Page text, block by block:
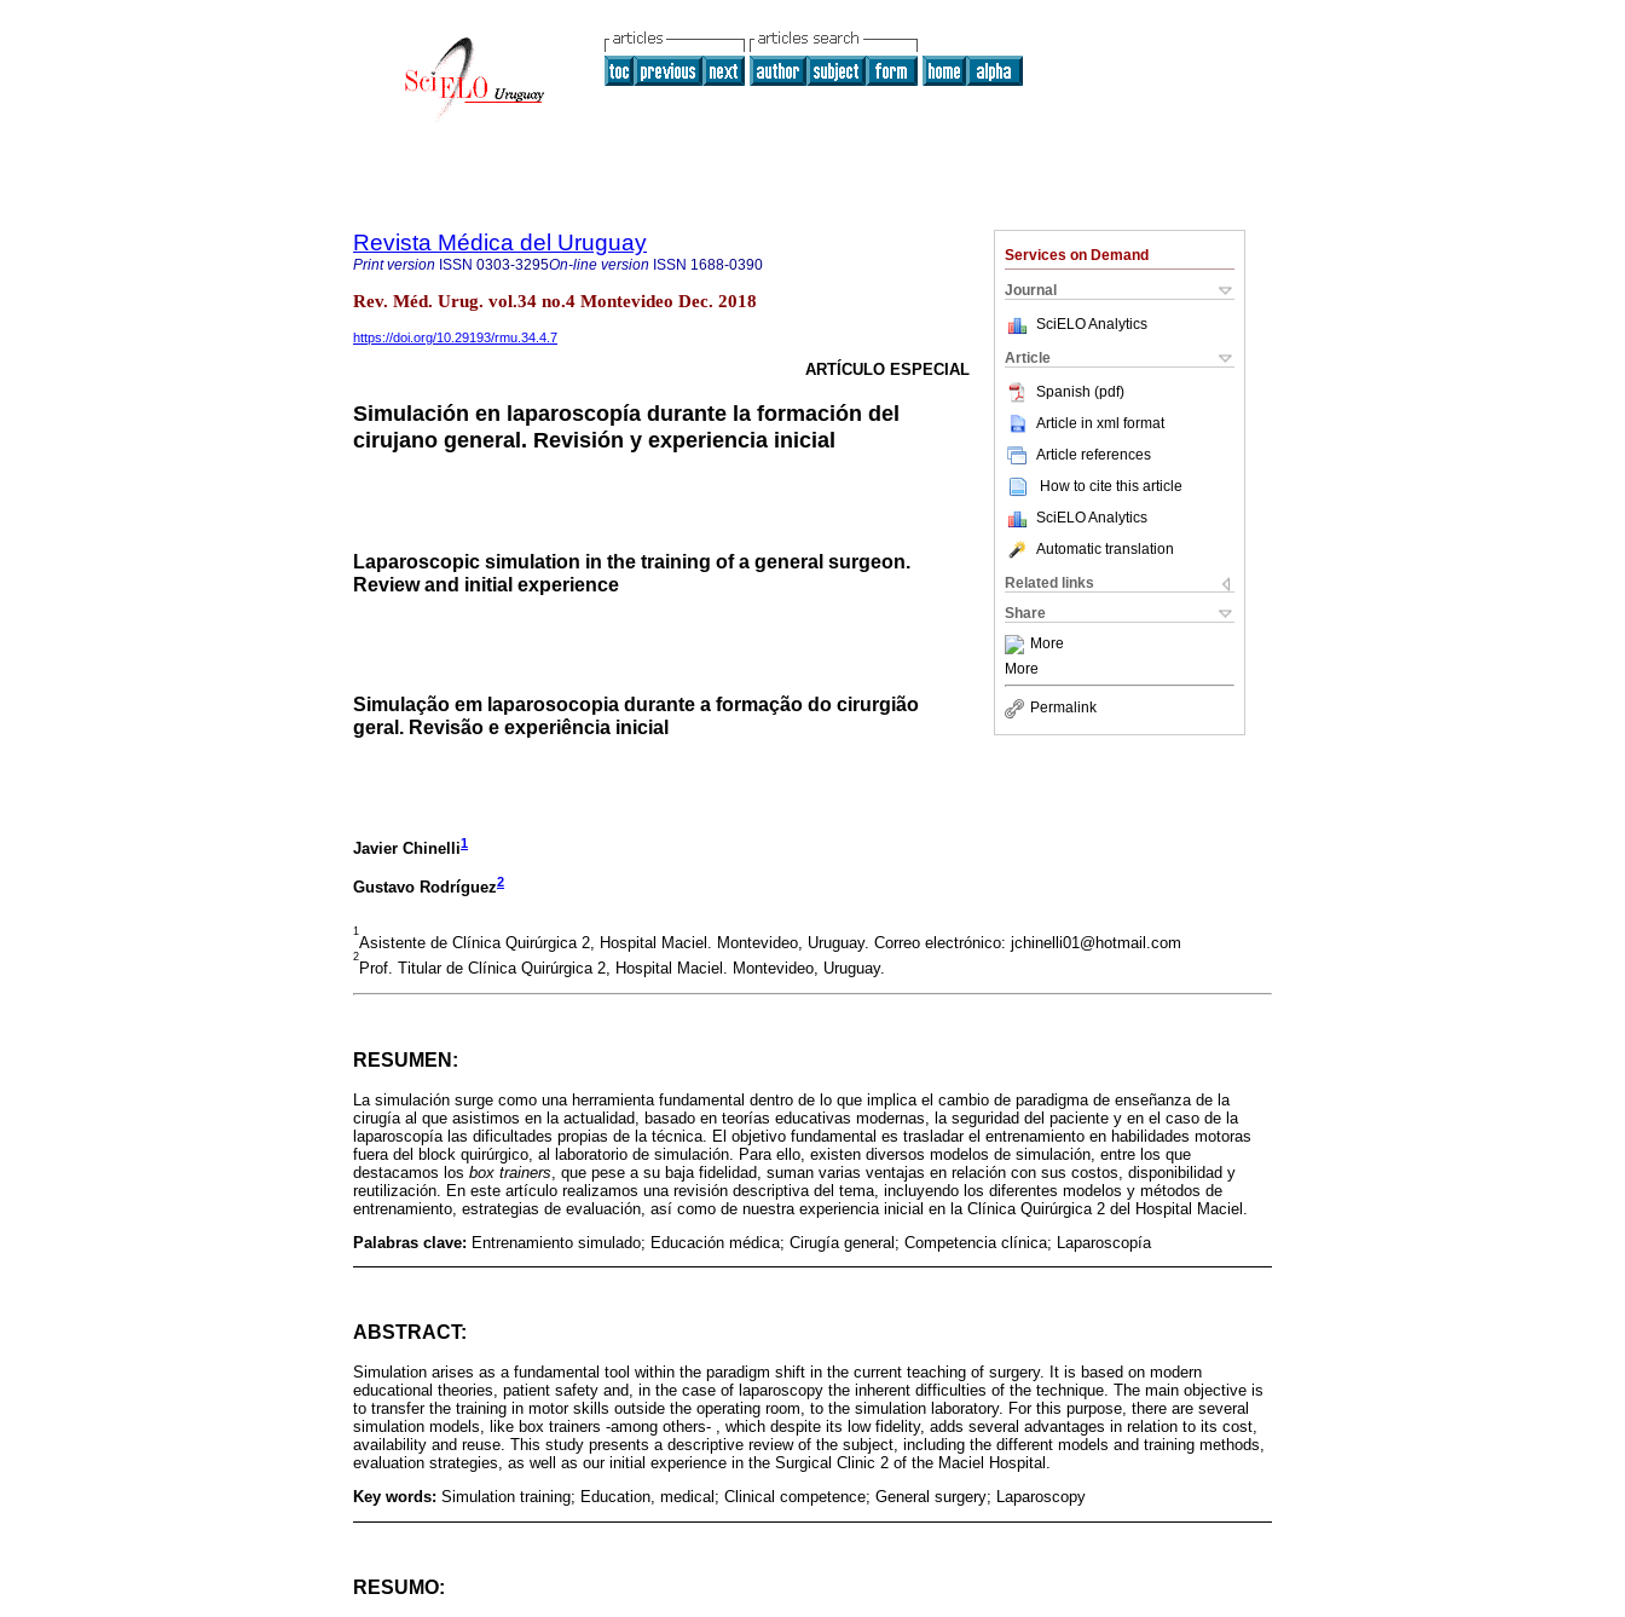
Services on Demand
Journal
SciELO Analytics
Article
Spanish (pdf)
Article in xml format
Article references
How to cite this article
SciELO Analytics
Automatic translation
Related links
Share
More
More
Permalink
Revista Médica del Uruguay
Print version ISSN 0303-3295On-line version ISSN 1688-0390
Rev. Méd. Urug. vol.34 no.4 Montevideo Dec. 2018
https://doi.org/10.29193/rmu.34.4.7
ARTÍCULO ESPECIAL
Simulación en laparoscopía durante la formación del
cirujano general. Revisión y experiencia inicial
Laparoscopic simulation in the training of a general surgeon.
Review and initial experience
Simulação em laparosocopia durante a formação do cirurgião
geral. Revisão e experiência inicial
Javier Chinelli1
Gustavo Rodríguez2
1
Asistente de Clínica Quirúrgica 2, Hospital Maciel. Montevideo, Uruguay. Correo electrónico: jchinelli01@hotmail.com
2
Prof. Titular de Clínica Quirúrgica 2, Hospital Maciel. Montevideo, Uruguay.
RESUMEN:
La simulación surge como una herramienta fundamental dentro de lo que implica el cambio de paradigma de enseñanza de la
cirugía al que asistimos en la actualidad, basado en teorías educativas modernas, la seguridad del paciente y en el caso de la
laparoscopía las dificultades propias de la técnica. El objetivo fundamental es trasladar el entrenamiento en habilidades motoras
fuera del block quirúrgico, al laboratorio de simulación. Para ello, existen diversos modelos de simulación, entre los que
destacamos los box trainers , que pese a su baja fidelidad, suman varias ventajas en relación con sus costos, disponibilidad y
reutilización. En este artículo realizamos una revisión descriptiva del tema, incluyendo los diferentes modelos y métodos de
entrenamiento, estrategias de evaluación, así como de nuestra experiencia inicial en la Clínica Quirúrgica 2 del Hospital Maciel.
Palabras clave: Entrenamiento simulado; Educación médica; Cirugía general; Competencia clínica; Laparoscopía
ABSTRACT:
Simulation arises as a fundamental tool within the paradigm shift in the current teaching of surgery. It is based on modern
educational theories, patient safety and, in the case of laparoscopy the inherent difficulties of the technique. The main objective is
to transfer the training in motor skills outside the operating room, to the simulation laboratory. For this purpose, there are several
simulation models, like box trainers -among others- , which despite its low fidelity, adds several advantages in relation to its cost,
availability and reuse. This study presents a descriptive review of the subject, including the different models and training methods,
evaluation strategies, as well as our initial experience in the Surgical Clinic 2 of the Maciel Hospital.
Key words: Simulation training; Education, medical; Clinical competence; General surgery; Laparoscopy
RESUMO: